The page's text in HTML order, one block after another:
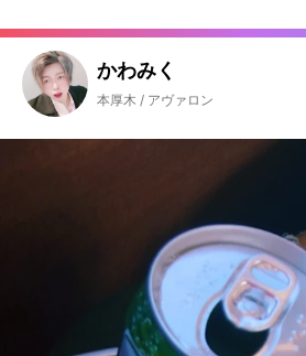
かわみく
本厚木 / アヴァロン